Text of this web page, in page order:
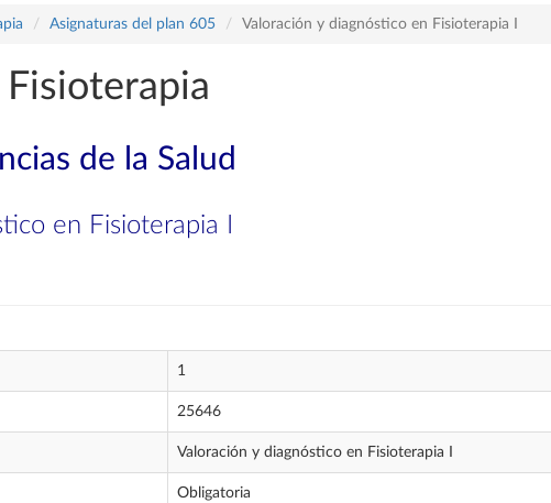
Asignaturas del plan 605 Valoración y diagnóstico en Fisioterapia I
de la Salud
en Fisioterapia I
1
25646
Valoración y diagnóstico en Fisioterapia I
Obligatoria